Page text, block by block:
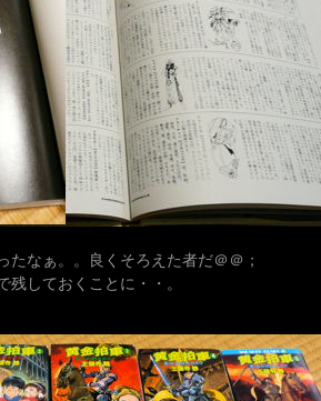
なぁ。。良くそろえた者だ＠＠；
しておくことに・・。